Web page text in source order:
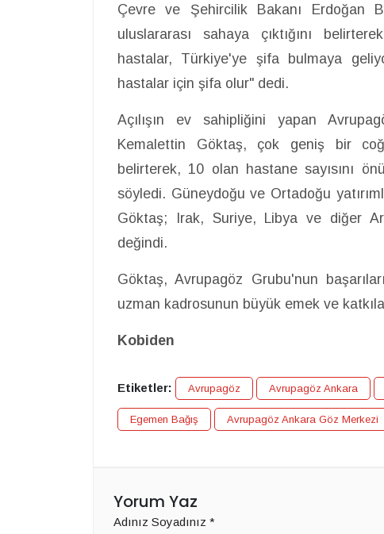
Çevre ve Şehircilik Bakanı Erdoğan
uluslararası sahaya çıktığını
hastalar, Türkiye'ye şifa bulmaya
hastalar için şifa olur" dedi.
Açılışın ev sahipliğini yapan
Kemalettin Göktaş, çok geniş bir
belirterek, 10 olan hastane sayısını
söyledi. Güneydoğu ve Ortadoğu
Göktaş; Irak, Suriye, Libya ve diğer
değindi.
Göktaş, Avrupagöz Grubu'nun
uzman kadrosunun büyük emek ve
Kobiden
Etiketler: Avrupagöz Avrupagöz Ankara
Egemen Bağış Avrupagöz Ankara Göz Merkezi
Yorum Yaz
Adınız Soyadınız *